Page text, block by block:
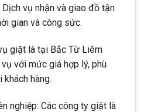
Dịch vụ nhận và giao đồ tận
gian và công sức.
giặt là tại Bắc Từ Liêm
với mức giá hợp lý, phù
hàng.
nghiệp: Các công ty giặt là